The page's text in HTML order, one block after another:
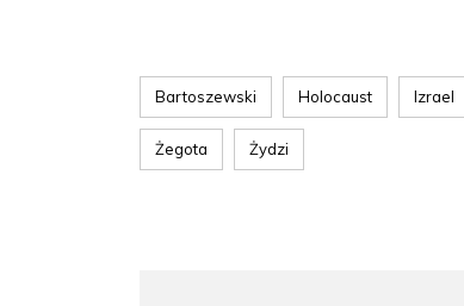
Bartoszewski Holocaust Izrael
Żegota Żydzi